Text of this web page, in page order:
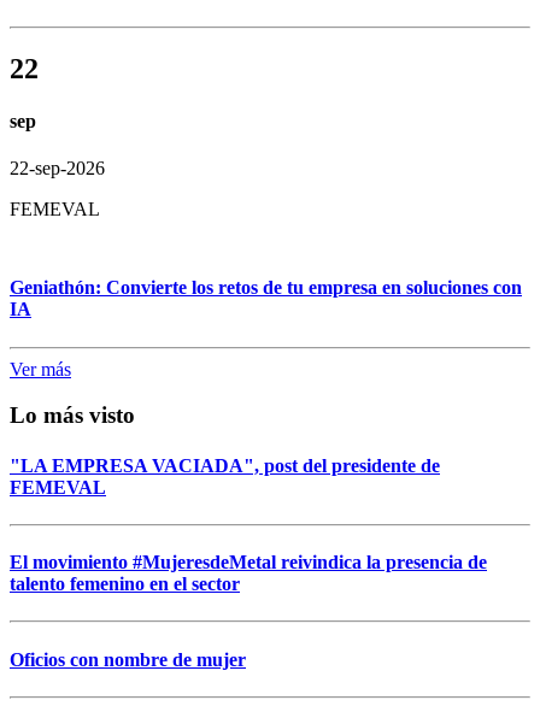
22
sep
22-sep-2026
FEMEVAL
Geniathón: Convierte los retos de tu empresa en soluciones con
IA
Ver más
Lo más visto
"LA EMPRESA VACIADA", post del presidente de
FEMEVAL
El movimiento #MujeresdeMetal reivindica la presencia de
talento femenino en el sector
Oficios con nombre de mujer